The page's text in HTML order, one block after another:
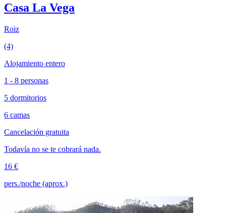
Casa La Vega
Roiz
(4)
Alojamiento entero
1 - 8 personas
5 dormitorios
6 camas
Cancelación gratuita
Todavía no se te cobrará nada.
16 €
pers./noche (aprox.)